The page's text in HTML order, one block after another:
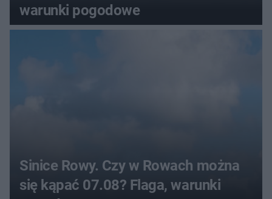
warunki pogodowe
Sinice Rowy. Czy w Rowach można
się kąpać 07.08? Flaga, warunki